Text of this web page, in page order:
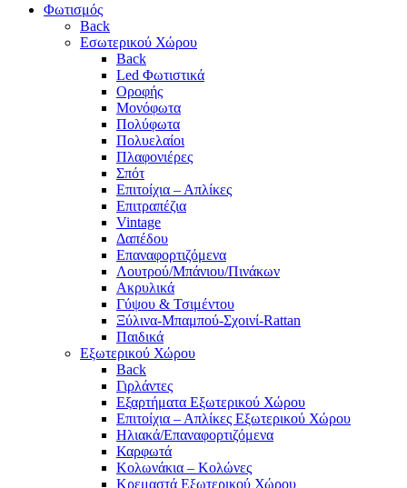
Φωτισμός
Back
Εσωτερικού Χώρου
Back
Led Φωτιστικά
Οροφής
Μονόφωτα
Πολύφωτα
Πολυελαίοι
Πλαφονιέρες
Σπότ
Επιτοίχια – Απλίκες
Επιτραπέζια
Vintage
Δαπέδου
Επαναφορτιζόμενα
Λουτρού/Μπάνιου/Πινάκων
Ακρυλικά
Γύψου & Τσιμέντου
Ξύλινα-Μπαμπού-Σχοινί-Rattan
Παιδικά
Εξωτερικού Χώρου
Back
Γιρλάντες
Εξαρτήματα Εξωτερικού Χώρου
Επιτοίχια – Απλίκες Εξωτερικού Χώρου
Ηλιακά/Επαναφορτιζόμενα
Καρφωτά
Κολωνάκια – Κολώνες
Κρεμαστά Εξωτερικού Χώρου